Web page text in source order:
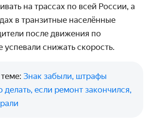
на трассах по всей России, а
в транзитные населённые
после движения по
успевали снижать скорость.
Знак забыли, штрафы
делать, если ремонт закончился,